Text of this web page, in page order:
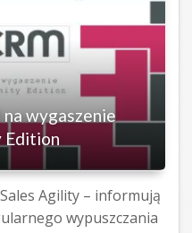
wygaszenie
Edition
Agility – informują
wypuszczania